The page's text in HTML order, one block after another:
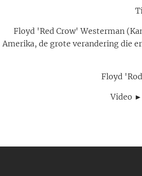
Floyd 'Red Crow' Westerman
Amerika, de grote verandering die
Floyd
Video ►